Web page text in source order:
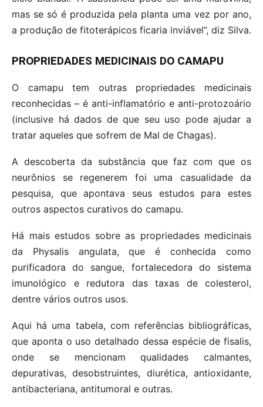
mas se só é produzida pela planta uma vez por ano,
a produção de fitoterápicos ficaria inviável”, diz Silva.
PROPRIEDADES MEDICINAIS DO CAMAPU
O camapu tem outras propriedades medicinais
reconhecidas – é anti-inflamatório e anti-protozoário
(inclusive há dados de que seu uso pode ajudar a
tratar aqueles que sofrem de Mal de Chagas).
A descoberta da substância que faz com que os
neurônios se regenerem foi uma casualidade da
pesquisa, que apontava seus estudos para estes
outros aspectos curativos do camapu.
Há mais estudos sobre as propriedades medicinais
da Physalis angulata, que é conhecida como
purificadora do sangue, fortalecedora do sistema
imunológico e redutora das taxas de colesterol,
dentre vários outros usos.
Aqui há uma tabela, com referências bibliográficas,
que aponta o uso detalhado dessa espécie de fisalis,
onde se mencionam qualidades calmantes,
depurativas, desobstruintes, diurética, antioxidante,
antibacteriana, antitumoral e outras.